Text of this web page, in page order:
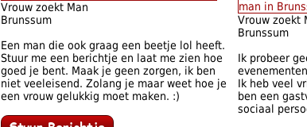
Vrouw zoekt Man
Brunssum
Een man die ook graag een beetje lol heeft.
Stuur me een berichtje en laat me zien hoe
goed je bent. Maak je geen zorgen, ik ben
niet veeleisend. Zolang je maar weet hoe je
een vrouw gelukkig moet maken. :)
Vrouw zoekt
Brunssum
Ik probeer
Ik heb veel
ben een
sociaal